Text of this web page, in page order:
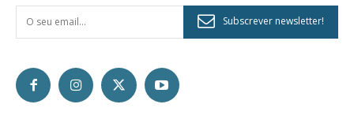
Subscrever newsletter!